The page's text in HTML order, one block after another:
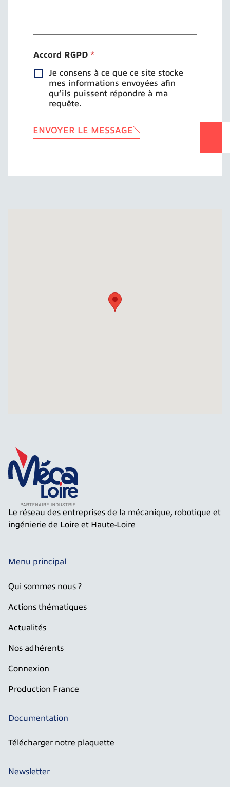
Accord RGPD *
Je consens à ce que ce site stocke
mes informations envoyées afin
qu’ils puissent répondre à ma
requête.
ENVOYER LE MESSAGE
Le réseau des entreprises de la mécanique, robotique et
ingénierie de Loire et Haute-Loire
Menu principal
Qui sommes nous ?
Actions thématiques
Actualités
Nos adhérents
Connexion
Production France
Documentation
Télécharger notre plaquette
Newsletter